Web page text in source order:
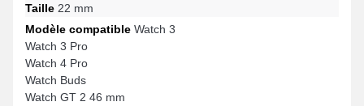
Taille 22 mm
Modèle compatible Watch 3
Watch 3 Pro
Watch 4 Pro
Watch Buds
Watch GT 2 46 mm